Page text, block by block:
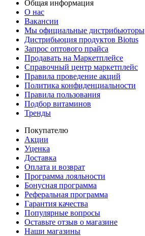
Общая информация
О нас
Вакансии
Мы официальные дистрибьюторы
Дистрибьюция продуктов Biotus
Запрос оптового прайса
Продавать на Маркетплейсе
Справочный центр маркетплейс
Правила проведение акций
Политика конфиденциальности
Правила пользования
Подбор витаминов
Тренды
Покупателю
Акции
Уценка
Доставка
Оплата и возврат
Программа лояльности
Бонусная программа
Реферальная программа
Гарантия качества
Популярные вопросы
Оставьте отзыв о магазине
Наши магазины